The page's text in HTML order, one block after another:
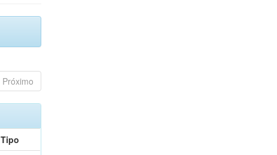
Próximo
Tipo